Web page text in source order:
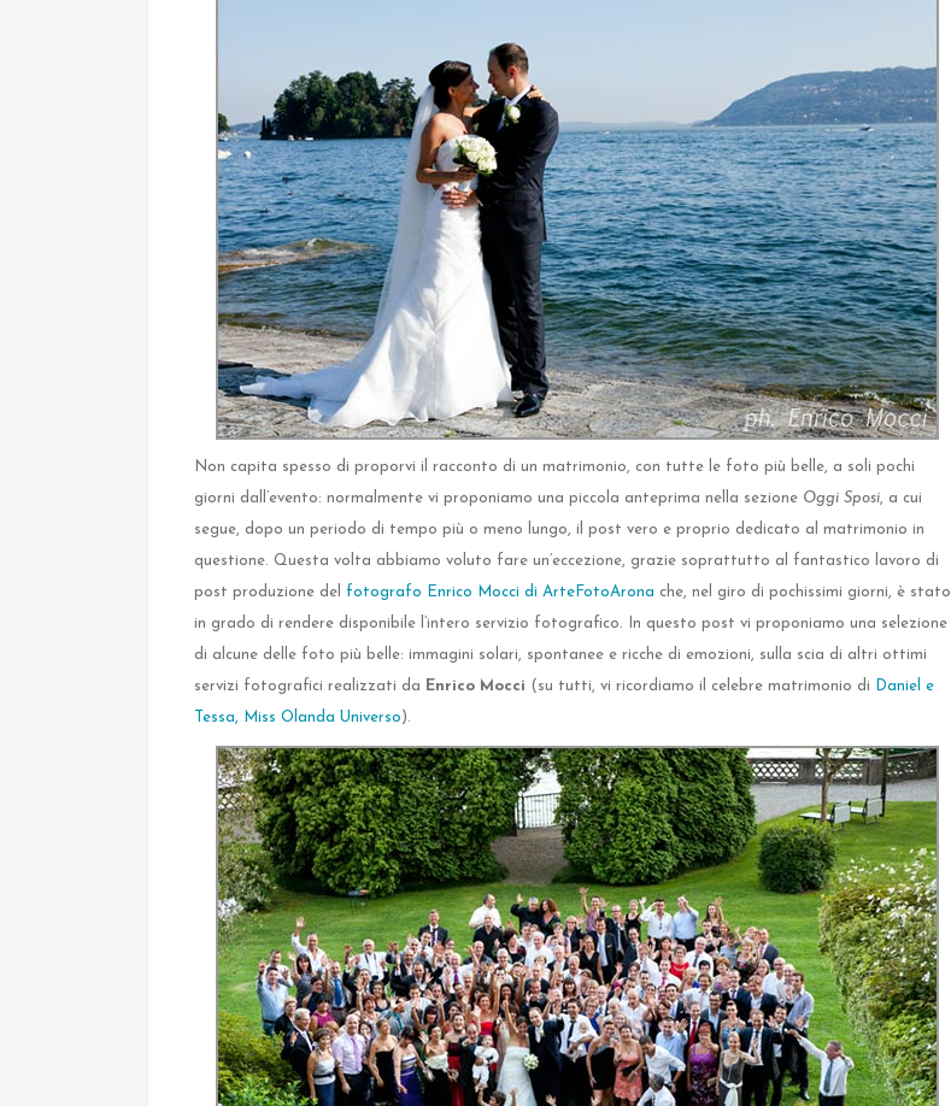
Non capita spesso di proporvi il racconto di un matrimonio, con tutte le foto più belle, a soli pochi
giorni dall’evento: normalmente vi proponiamo una piccola anteprima nella sezione Oggi Sposi, a cui
segue, dopo un periodo di tempo più o meno lungo, il post vero e proprio dedicato al matrimonio in
questione. Questa volta abbiamo voluto fare un’eccezione, grazie soprattutto al fantastico lavoro di
post produzione del fotografo Enrico Mocci di ArteFotoArona che, nel giro di pochissimi giorni, è stato
in grado di rendere disponibile l’intero servizio fotografico. In questo post vi proponiamo una selezione
di alcune delle foto più belle: immagini solari, spontanee e ricche di emozioni, sulla scia di altri ottimi
servizi fotografici realizzati da Enrico Mocci (su tutti, vi ricordiamo il celebre matrimonio di
Daniel e
Tessa, Miss Olanda Universo ).